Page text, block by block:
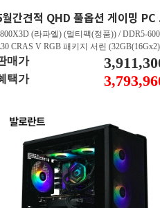
5월
(라파엘) (멀티팩(정품)) / DDR5-
CRAS V RGB 패키지 서린
AORUS ELITE WIFI6E 피씨디렉트 /
스 RTX 5070 Infinity 3 D7 12GB 이엠텍 /
히트싱크 M.2 NVMe (2TB)
매가
택가